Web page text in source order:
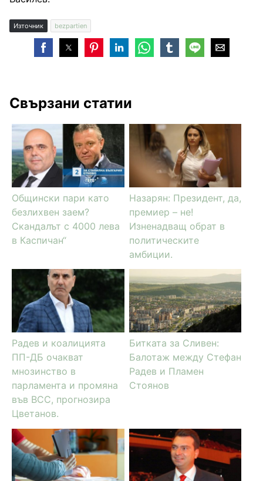
Източник bezpartien
Свързани статии
Общински пари като
безлихвен заем?
Скандалът с 4000 лева
в Каспичан“
Назарян: Президент, да,
премиер – не!
Изненадващ обрат в
политическите
амбиции.
Радев и коалицията
ПП-ДБ очакват
мнозинство в
парламента и промяна
във ВСС, прогнозира
Цветанов.
Битката за Сливен:
Балотаж между Стефан
Радев и Пламен
Стоянов